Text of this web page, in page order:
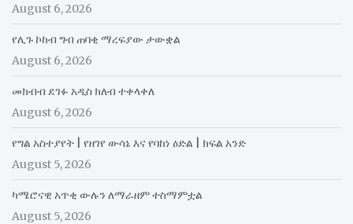
August 6, 2026
የሊጉ ኮከብ ግብ ጠባቂ ማረፍያው ታውቋል
August 6, 2026
መክብብ ደገፉ አዲስ ክለብ ተቀላቀለ
August 6, 2026
የግል አስተያየት | የዘገየ ውሳኔ እና የባከነ ዕድል | ክፍል አንድ
August 5, 2026
ካሜሮናዊ አጥቂ ውሉን ለማራዘም ተስማምቷል
August 5, 2026